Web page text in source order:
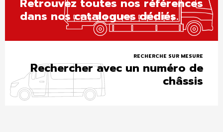
dans nos catalogues dédiés.
RECHERCHE SUR MESURE
Rechercher avec un numéro de
châssis